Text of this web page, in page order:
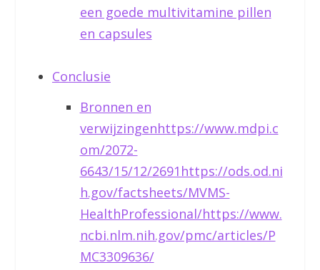
een goede multivitamine pillen
en capsules
Conclusie
Bronnen en
verwijzingenhttps://www.mdpi.c
om/2072-
6643/15/12/2691https://ods.od.ni
h.gov/factsheets/MVMS-
HealthProfessional/https://www.
ncbi.nlm.nih.gov/pmc/articles/P
MC3309636/